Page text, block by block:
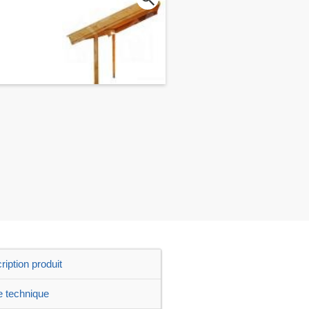
produit
technique